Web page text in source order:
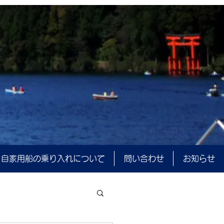
自家用船の乗り入れについて 問い合わせ お知らせ